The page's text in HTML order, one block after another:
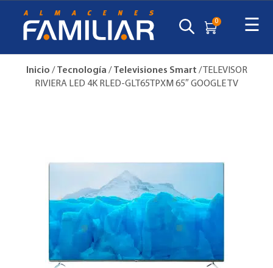
0 ☰
Inicio / Tecnología / Televisiones Smart / TELEVISOR
RIVIERA LED 4K RLED-GLT65TPXM 65″ GOOGLE TV